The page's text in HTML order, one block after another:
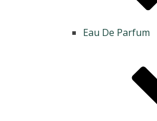
Eau De Parfum